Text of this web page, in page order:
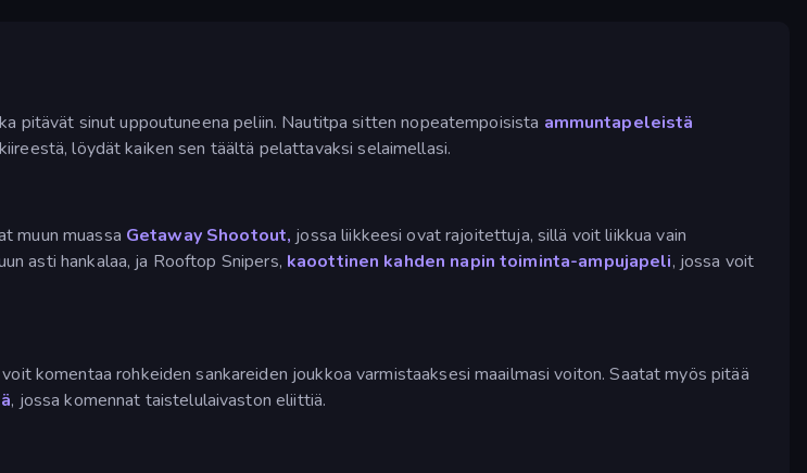
pitävät sinut uppoutuneena peliin. Nautitpa sitten nopeatempoisista ammuntapeleistä
löydät kaiken sen täältä pelattavaksi selaimellasi.
muun muassa Getaway Shootout, jossa liikkeesi ovat rajoitettuja, sillä voit liikkua vain
asti hankalaa, ja Rooftop Snipers, kaoottinen kahden napin toiminta-ampujapeli, jossa voit
voit komentaa rohkeiden sankareiden joukkoa varmistaaksesi maailmasi voiton. Saatat myös pitää
, jossa komennat taistelulaivaston eliittiä.